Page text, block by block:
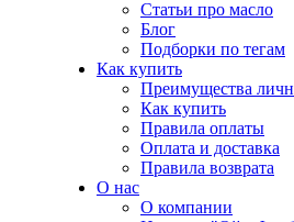
Статьи про масло
Блог
Подборки по тегам
Как купить
Преимущества
Как купить
Правила оплаты
Оплата и доставка
Правила возврата
О нас
О компании